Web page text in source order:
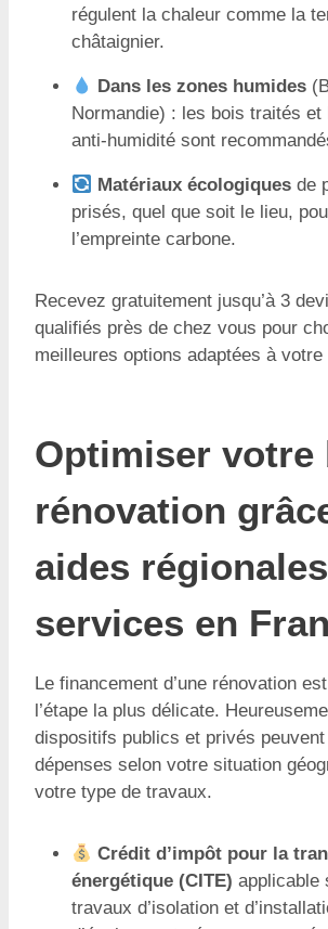
régulent la chaleur comme la
châtaignier.
Dans les zones humides
Normandie) : les bois traités et
anti-humidité sont
Matériaux écologiques de
prisés, quel que soit le lieu,
l’empreinte carbone.
Recevez gratuitement jusqu’à 3
qualifiés près de chez vous pour
meilleures options adaptées à votre
Optimiser votre
rénovation
aides
services en
Le financement d’une rénovation
l’étape la plus délicate.
dispositifs publics et privés
dépenses selon votre situation
votre type de travaux.
Crédit d’impôt pour la
énergétique (CITE) applicable
travaux d’isolation et